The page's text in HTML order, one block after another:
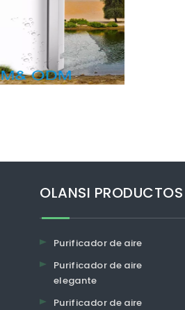
OLANSI PRODUCTOS
Purificador de aire
Purificador de aire
elegante
Purificador de aire